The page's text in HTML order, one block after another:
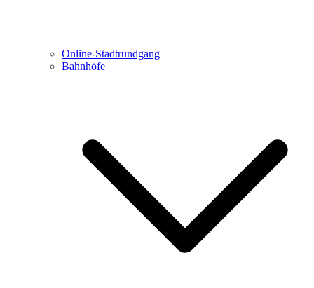
Online-Stadtrundgang
Bahnhöfe